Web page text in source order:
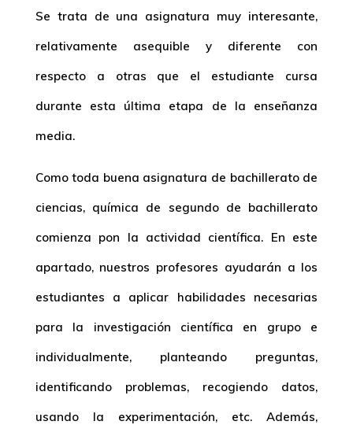
Se trata de una asignatura muy interesante,
relativamente asequible y diferente con
respecto a otras que el estudiante cursa
durante esta última etapa de la enseñanza
media.
Como toda buena asignatura de bachillerato de
ciencias, química de segundo de bachillerato
comienza pon la actividad científica. En este
apartado, nuestros profesores ayudarán a los
estudiantes a aplicar habilidades necesarias
para la investigación científica en grupo e
individualmente, planteando preguntas,
identificando problemas, recogiendo datos,
usando la experimentación, etc. Además,